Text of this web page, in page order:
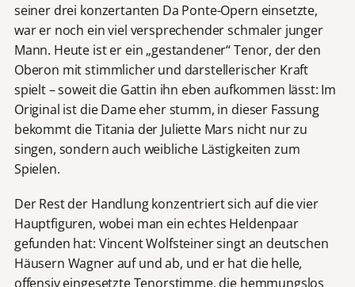
seiner drei konzertanten Da Ponte-Opern einsetzte,
war er noch ein viel versprechender schmaler junger
Mann. Heute ist er ein „gestandener“ Tenor, der den
Oberon mit stimmlicher und darstellerischer Kraft
spielt – soweit die Gattin ihn eben aufkommen lässt: Im
Original ist die Dame eher stumm, in dieser Fassung
bekommt die Titania der Juliette Mars nicht nur zu
singen, sondern auch weibliche Lästigkeiten zum
Spielen.
Der Rest der Handlung konzentriert sich auf die vier
Hauptfiguren, wobei man ein echtes Heldenpaar
gefunden hat: Vincent Wolfsteiner singt an deutschen
Häusern Wagner auf und ab, und er hat die helle,
offensiv eingesetzte Tenorstimme, die hemmungslos